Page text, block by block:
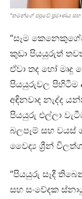
“තමන්ගේ පපුවේ ප්‍රමාණය සහ
“සෑම
කුඩා පියයුරුත්
ඒවා තද හෝ
පියයුරුවල පිහිටීම
අඳිනවාද නැද්ද
පියයුරු එල්ලා
බලපෑම් සහ වයස්
වෛද්‍ය ශ්‍රීන්
“පියයුරු සෑදී
සහ සංවේදක